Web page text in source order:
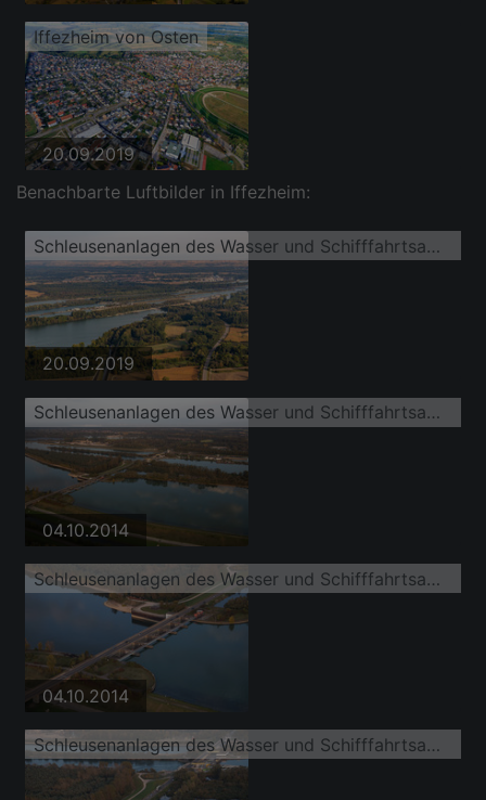
Iffezheim von Osten
20.09.2019
Benachbarte Luftbilder in Iffezheim:
Schleusenanlagen des Wasser und Schifffahrtsamt Freiburg und der EnBW Energie Baden-Württemberg AG, Rheinkraftwerk Iffezheim am Ufer der Wasserstraße Rhein
20.09.2019
Schleusenanlagen des Wasser und Schifffahrtsamt Freiburg und der EnBW Energie Baden-Württemberg AG, Rheinkraftwerk Iffezheim am Ufer der Wasserstraße Rhein
04.10.2014
Schleusenanlagen des Wasser und Schifffahrtsamt Freiburg und der EnBW Energie Baden-Württemberg AG, Rheinkraftwerk Iffezheim am Ufer der Wasserstraße Rhein
04.10.2014
Schleusenanlagen des Wasser und Schifffahrtsamt Freiburg und der EnBW Energie Baden-Württemberg AG, Rheinkraftwerk Iffezheim am Ufer der Wasserstraße Rhein